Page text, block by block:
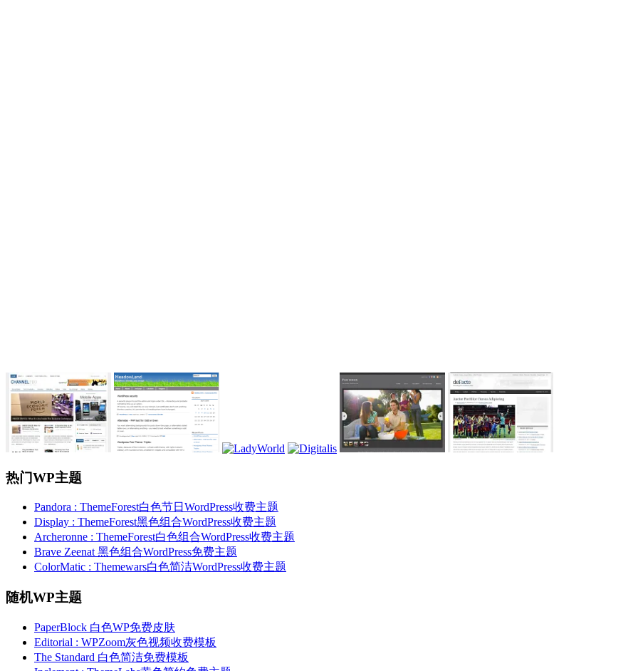
热门WP主题
Pandora : ThemeForest白色节日WordPress收费主题
Display : ThemeForest黑色组合WordPress收费主题
Archeronne : ThemeForest白色组合WordPress收费主题
Brave Zeenat 黑色组合WordPress免费主题
ColorMatic : Themewars白色简洁WordPress收费主题
随机WP主题
PaperBlock 白色WP免费皮肤
Editorial : WPZoom灰色视频收费模板
The Standard 白色简洁免费模板